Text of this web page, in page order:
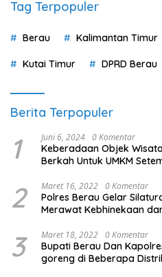
Tag Terpopuler
Berau Kalimantan Timur
Kutai Timur DPRD Berau
Berita Terpopuler
1 Juni 6, 2024 0 Komentar
Keberadaan Objek
Berkah Untuk UMKM
2 Maret 16, 2022 0 Komentar
Polres Berau Gelar
Merawat Kebhinekaan
3 Maret 18, 2022 0 Komentar
Bupati Berau Dan
goreng di Beberapa